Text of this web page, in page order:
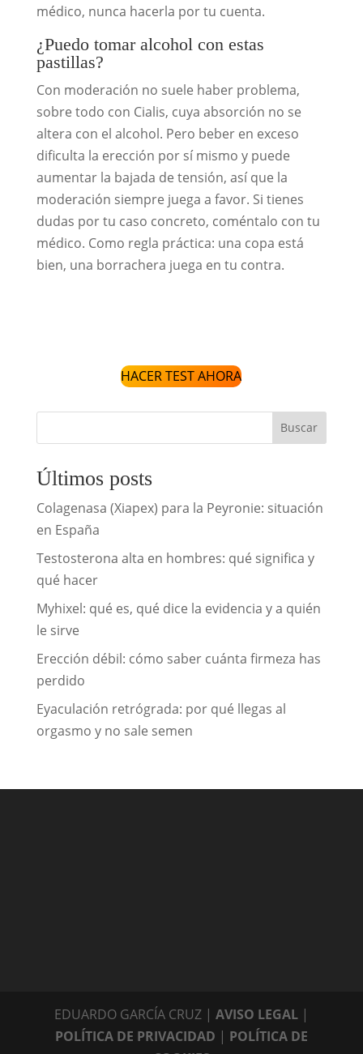
médico, nunca hacerla por tu cuenta.
¿Puedo tomar alcohol con estas
pastillas?
Con moderación no suele haber problema,
sobre todo con Cialis, cuya absorción no se
altera con el alcohol. Pero beber en exceso
dificulta la erección por sí mismo y puede
aumentar la bajada de tensión, así que la
moderación siempre juega a favor. Si tienes
dudas por tu caso concreto, coméntalo con tu
médico. Como regla práctica: una copa está
bien, una borrachera juega en tu contra.
HACER TEST AHORA
Buscar
Últimos posts
Colagenasa (Xiapex) para la Peyronie: situación
en España
Testosterona alta en hombres: qué significa y
qué hacer
Myhixel: qué es, qué dice la evidencia y a quién
le sirve
Erección débil: cómo saber cuánta firmeza has
perdido
Eyaculación retrógrada: por qué llegas al
orgasmo y no sale semen
EDUARDO GARCÍA CRUZ | AVISO LEGAL|
POLÍTICA DE PRIVACIDAD | POLÍTICA DE